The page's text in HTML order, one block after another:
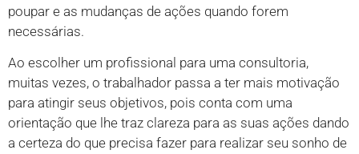
poupar e as mudanças de ações quando forem
necessárias.
Ao escolher um profissional para uma consultoria,
muitas vezes, o trabalhador passa a ter mais motivação
para atingir seus objetivos, pois conta com uma
orientação que lhe traz clareza para as suas ações dando
a certeza do que precisa fazer para realizar seu sonho de